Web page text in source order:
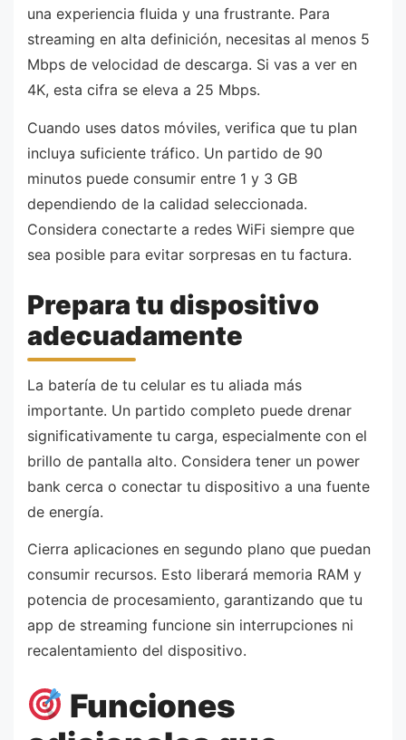
una experiencia fluida y una frustrante. Para
streaming en alta definición, necesitas al menos 5
Mbps de velocidad de descarga. Si vas a ver en
4K, esta cifra se eleva a 25 Mbps.
Cuando uses datos móviles, verifica que tu plan
incluya suficiente tráfico. Un partido de 90
minutos puede consumir entre 1 y 3 GB
dependiendo de la calidad seleccionada.
Considera conectarte a redes WiFi siempre que
sea posible para evitar sorpresas en tu factura.
Prepara tu dispositivo
adecuadamente
La batería de tu celular es tu aliada más
importante. Un partido completo puede drenar
significativamente tu carga, especialmente con el
brillo de pantalla alto. Considera tener un power
bank cerca o conectar tu dispositivo a una fuente
de energía.
Cierra aplicaciones en segundo plano que puedan
consumir recursos. Esto liberará memoria RAM y
potencia de procesamiento, garantizando que tu
app de streaming funcione sin interrupciones ni
recalentamiento del dispositivo.
Funciones